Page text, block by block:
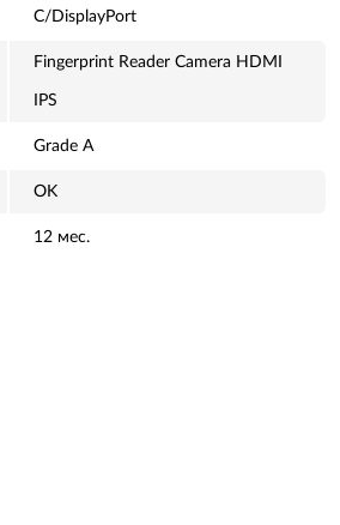
C/DisplayPort
Fingerprint Reader Camera HDMI
IPS
Grade A
OK
12 мес.